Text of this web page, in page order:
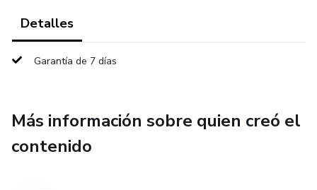
✔ mejorar la concentración
✔ aprender colores y números
Detalles
Garantía de 7 días
Más información sobre quien creó el
contenido